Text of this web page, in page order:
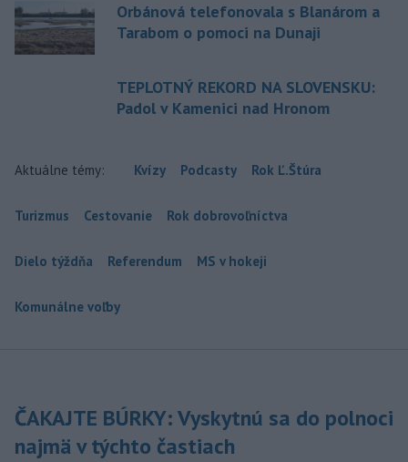
Orbánová telefonovala s Blanárom a
Tarabom o pomoci na Dunaji
TEPLOTNÝ REKORD NA SLOVENSKU:
Padol v Kamenici nad Hronom
Aktuálne témy: Kvízy Podcasty Rok Ľ.Štúra
Turizmus Cestovanie Rok dobrovoľníctva
Dielo týždňa Referendum MS v hokeji
Komunálne voľby
ČAKAJTE BÚRKY: Vyskytnú sa do polnoci
najmä v týchto častiach